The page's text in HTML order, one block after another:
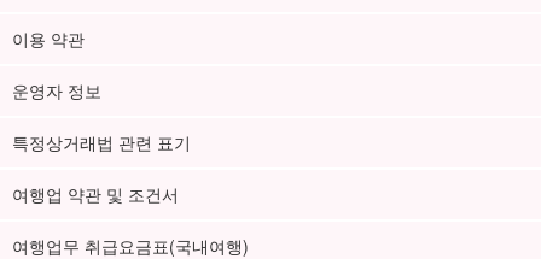
이용 약관
운영자 정보
특정상거래법 관련 표기
여행업 약관 및 조건서
여행업무 취급요금표(국내여행)